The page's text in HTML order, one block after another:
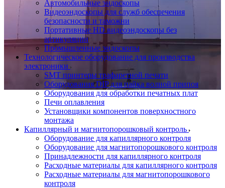
Автомобильные эндоскопы
Видеоэндоскопы для служб обеспечения
безопасности и таможни
Портативные HD видеоэндоскопы без
артикуляции
Промышленные эндоскопы
Технологическое оборудование для производства
электроники
SMT принтеры трафаретной печати
Оборудования DIP для пайка волной припоя
Оборудования для обработки печатных плат
Печи оплавления
Установщики компонентов поверхностного
монтажа
Капиллярный и магнитопорошковый контроль
Оборудование для капиллярного контроля
Оборудование для магнитопорошкового контроля
Принадлежности для капиллярного контроля
Расходные материалы для капиллярного контроля
Расходные материалы для магнитопорошкового
контроля